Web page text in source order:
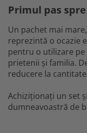
Primul pas
Un pachet mai
reprezintă o ocazie
pentru o utilizare
prietenii și familia.
reducere la
Achiziționați un set
dumneavoastră de